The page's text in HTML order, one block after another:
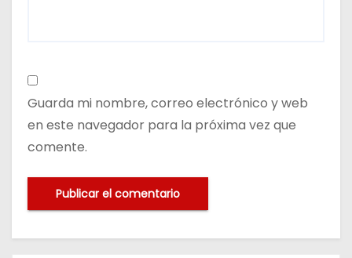
Guarda mi nombre, correo electrónico y web
en este navegador para la próxima vez que
comente.